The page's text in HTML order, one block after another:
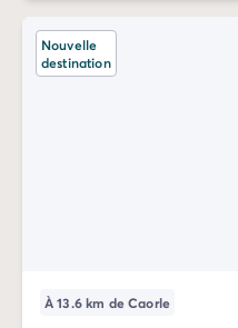
Nouvelle
destination
À 13.6 km de Caorle